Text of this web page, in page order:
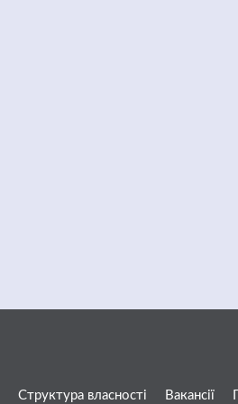
Структура власності Вакансії